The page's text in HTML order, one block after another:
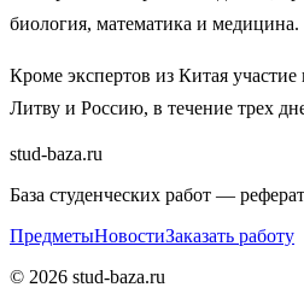
биология, математика и медицина.
Кроме экспертов из Китая
Литву и Россию, в течение трех
stud-baza.ru
База студенческих работ —
ПредметыНовостиЗаказать работу
© 2026 stud-baza.ru